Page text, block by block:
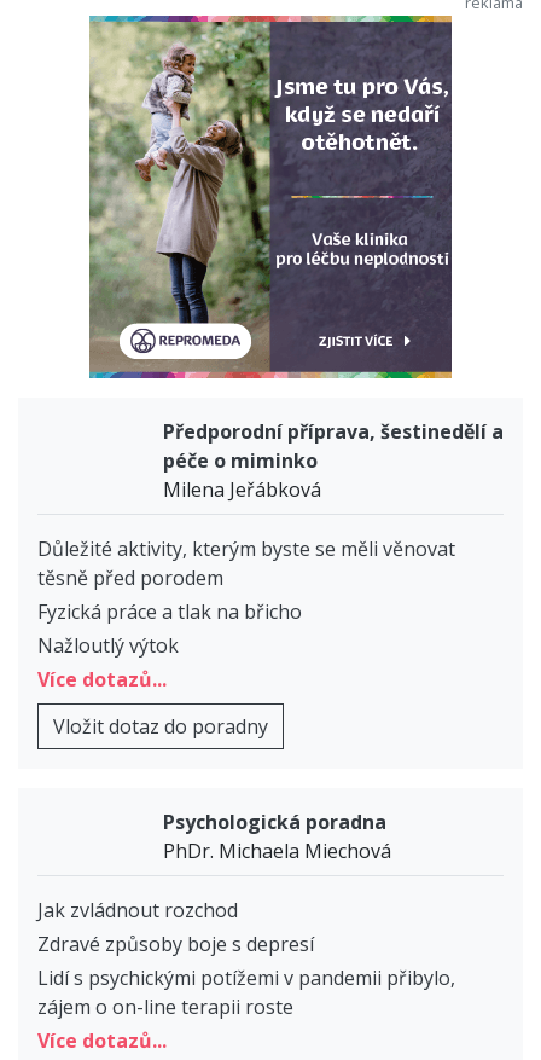
Předporodní příprava, šestinedělí a
péče o miminko
Milena Jeřábková
Důležité aktivity, kterým byste se měli věnovat
těsně před porodem
Fyzická práce a tlak na břicho
Nažloutlý výtok
Více dotazů...
Vložit dotaz do poradny
Psychologická poradna
PhDr. Michaela Miechová
Jak zvládnout rozchod
Zdravé způsoby boje s depresí
Lidí s psychickými potížemi v pandemii přibylo,
zájem o on-line terapii roste
Více dotazů...